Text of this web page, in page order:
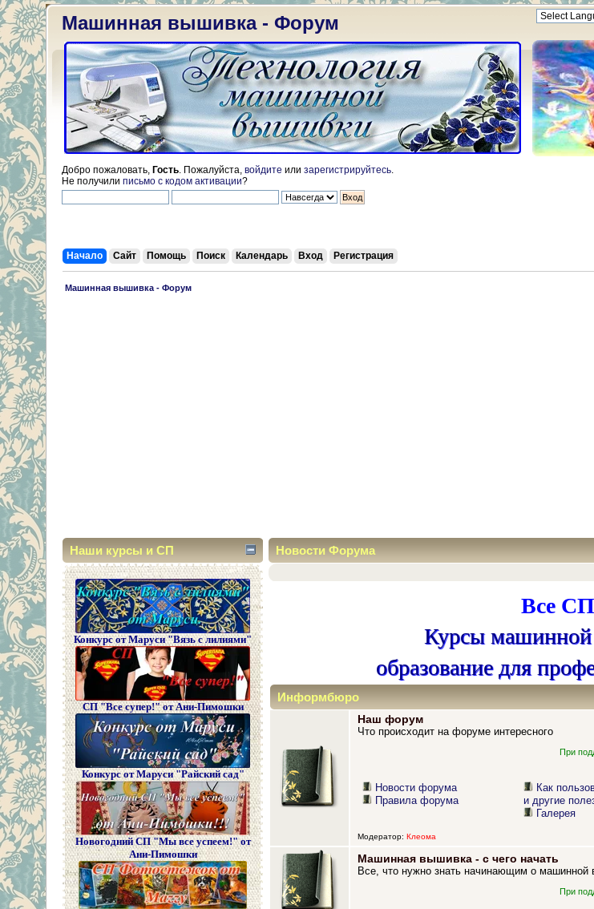
Машинная вышивка - Форум
Добро пожаловать, Гость . Пожалуйста, войдите или зарегистрируйтесь
Не получили письмо с кодом активации?
Начало Сайт Помощь Поиск Календарь Вход Регистрация
Машинная вышивка - Форум
Наши курсы и СП
Конкурс от Маруси "Вязь с лилиями"
СП "Все супер!" от Ани-Пимошки
Конкурс от Маруси "Райский сад"
Новогодний СП "Мы все успеем!" от
Ани-Пимошки
Новости Форума
Все
Курсы
образование для
Информбюро
Наш форум
Что происходит на форуме интересного
При
Новости форума
Правила форума
Как
и другие
Галерея
Модератор: Клеома
Машинная вышивка - с чего начать
Все, что нужно знать начинающим о машинной
При